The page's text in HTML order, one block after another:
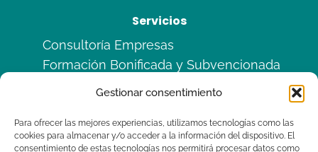
Gestionar consentimiento
Para ofrecer las mejores experiencias, utilizamos tecnologías como las
cookies para almacenar y/o acceder a la información del dispositivo. El
consentimiento de estas tecnologías nos permitirá procesar datos como
Servicios
Consultoría Empresas
Formación Bonificada y Subvencionada